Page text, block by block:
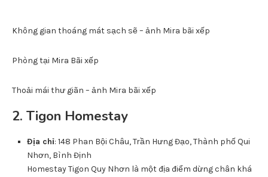
Không gian thoáng mát sạch sẽ – ảnh Mira bãi xếp
Phòng tại Mira Bãi xếp
Thoải mái thư giãn – ảnh Mira bãi xếp
2. Tigon Homestay
Địa chỉ: 148 Phan Bội Châu, Trần Hưng Đạo, Thành phố Qui
Nhơn, Bình Định
Homestay Tigon Quy Nhơn là một địa điểm dừng chân khá